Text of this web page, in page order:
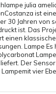
julia
ist
30 Jahren von
ist. Das
einen
Lampe Es
Der
vier